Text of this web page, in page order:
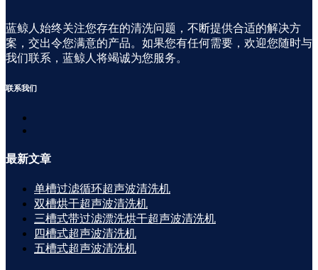
蓝鲸人始终关注您存在的清洗问题，不断提供合适的解决方
案，交出令您满意的产品。如果您有任何需要，欢迎您随时与
我们联系，蓝鲸人将竭诚为您服务。
联系我们
最新文章
单槽过滤循环超声波清洗机
双槽烘干超声波清洗机
三槽式带过滤漂洗烘干超声波清洗机
四槽式超声波清洗机
五槽式超声波清洗机